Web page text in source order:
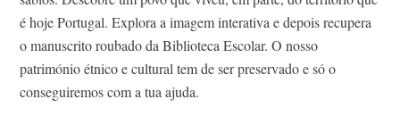
é hoje Portugal. Explora a imagem interativa e depois recupera
o manuscrito roubado da Biblioteca Escolar. O nosso
património étnico e cultural tem de ser preservado e só o
conseguiremos com a tua ajuda.